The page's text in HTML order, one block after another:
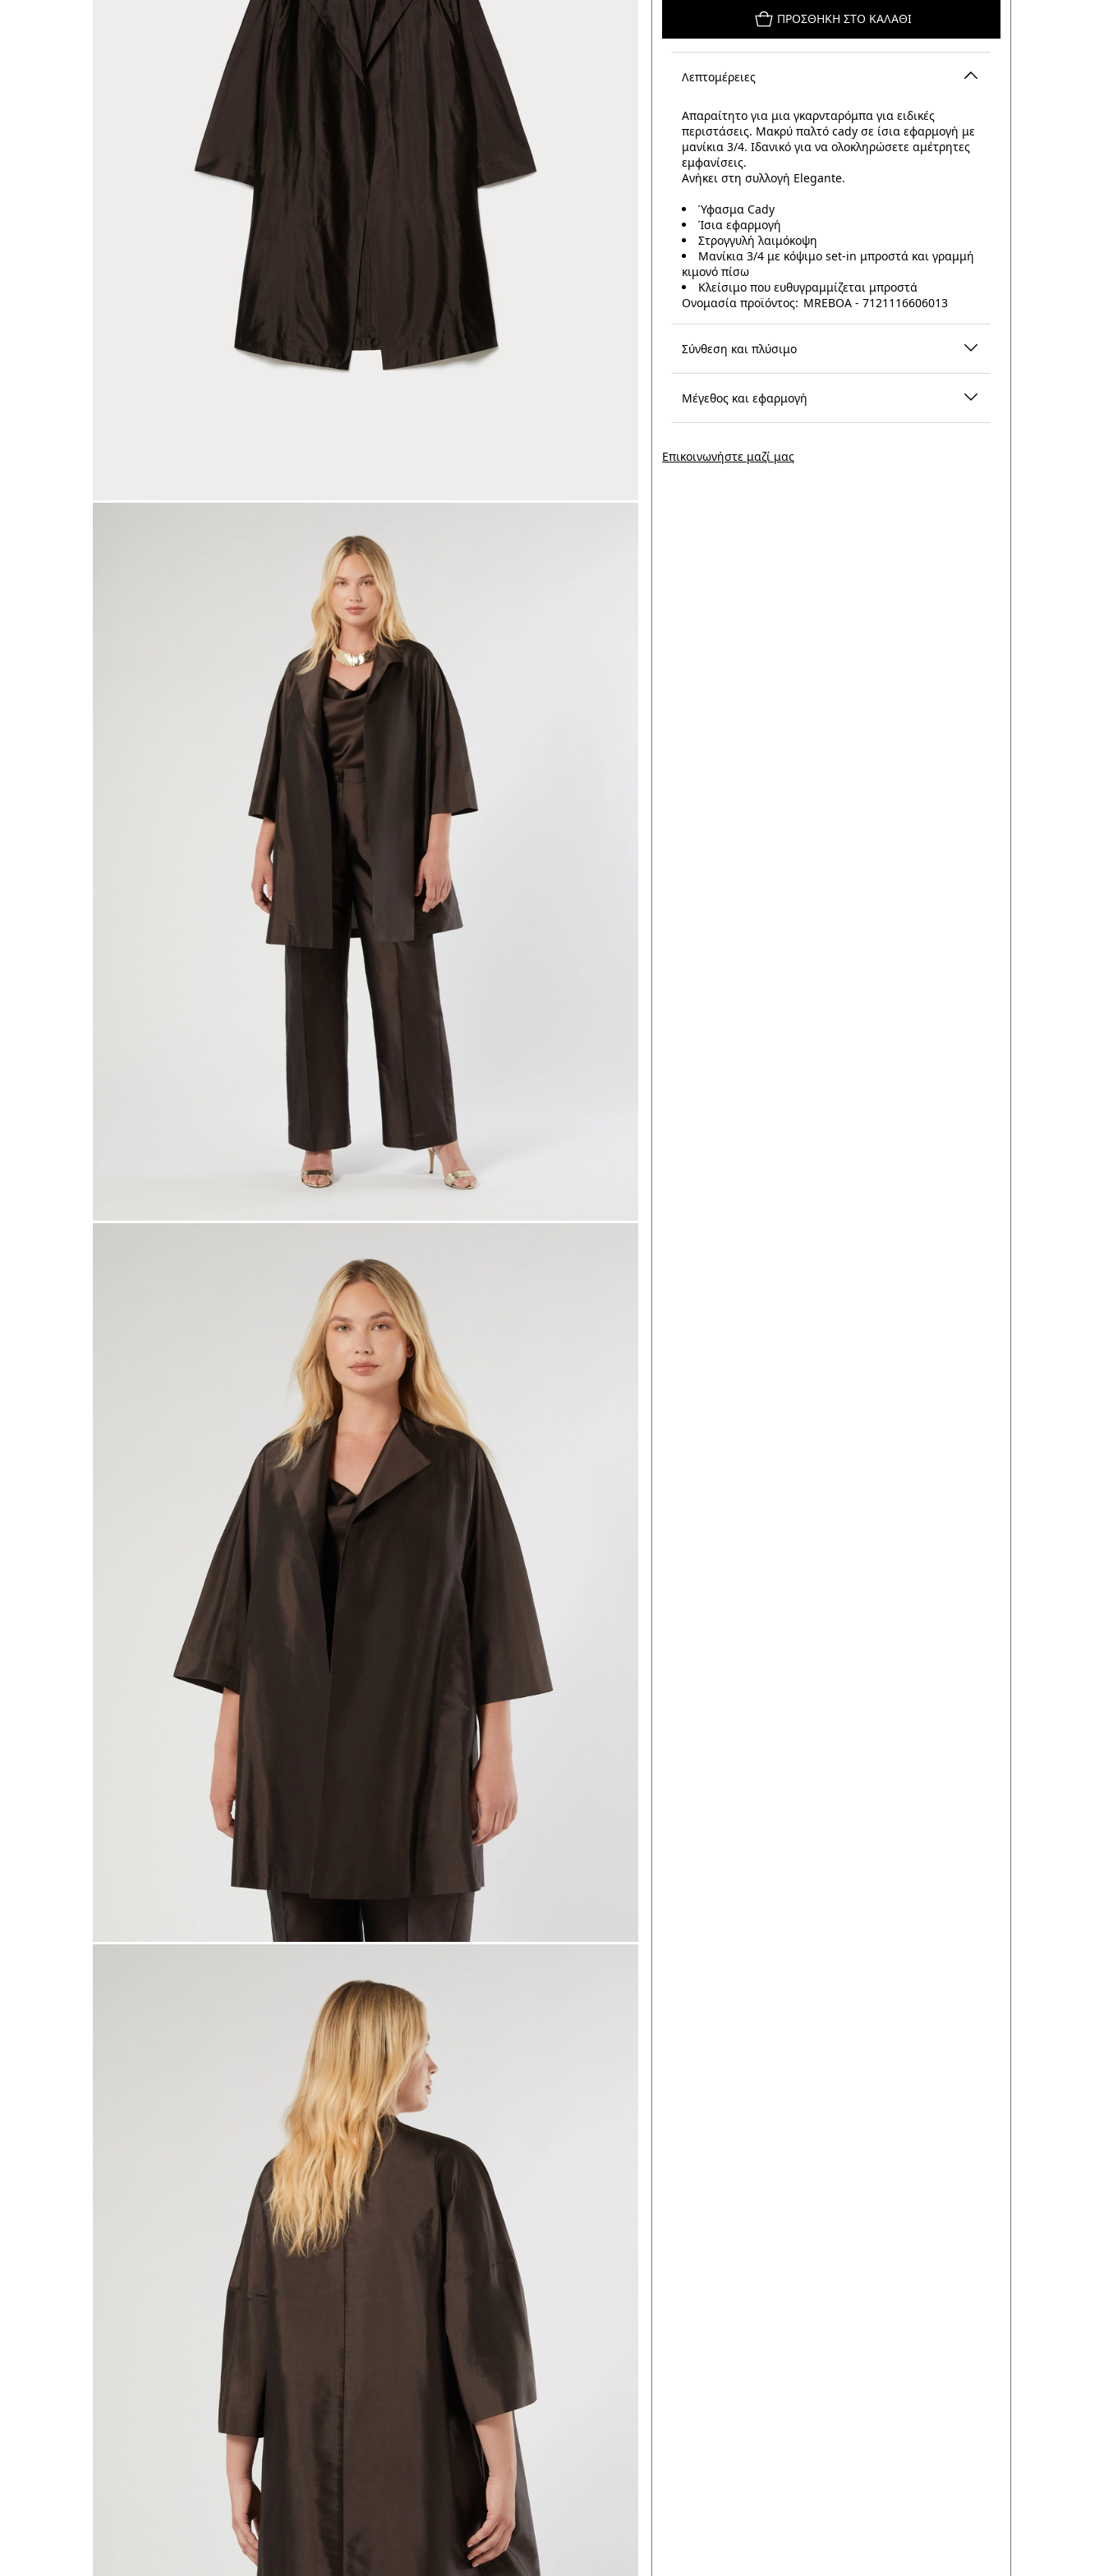
ΠΡΟΣΘΉΚΗ ΣΤΟ ΚΑΛΆΘΙ
Λεπτομέρειες
Απαραίτητο για μια γκαρνταρόμπα για ειδικές
περιστάσεις. Μακρύ παλτό cady σε ίσια εφαρμογή με
μανίκια 3/4. Ιδανικό για να ολοκληρώσετε αμέτρητες
εμφανίσεις.
Ανήκει στη συλλογή Elegante.
Ύφασμα Cady
Ίσια εφαρμογή
Στρογγυλή λαιμόκοψη
Μανίκια 3/4 με κόψιμο set-in μπροστά και γραμμή
κιμονό πίσω
Κλείσιμο που ευθυγραμμίζεται μπροστά
Ονομασία προϊόντος: MREBOA - 7121116606013
Σύνθεση και πλύσιμο
Μέγεθος και εφαρμογή
Επικοινωνήστε μαζί μας